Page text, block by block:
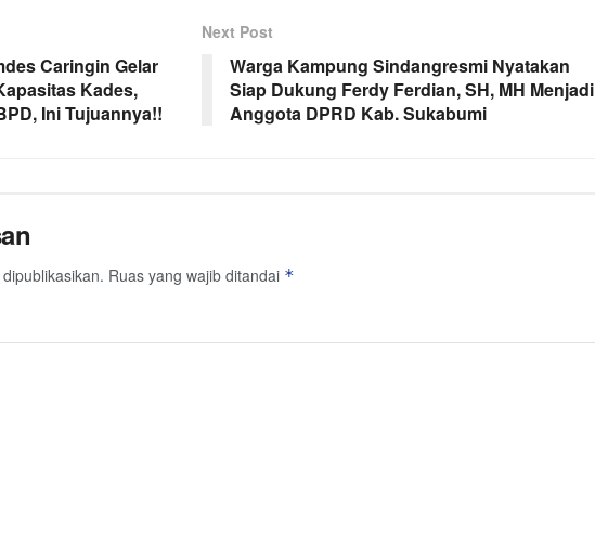
Caringin Gelar
Kades,
Ini Tujuannya!!
Next Post
Warga Kampung Sindangresmi Nyatakan
Siap Dukung Ferdy Ferdian, SH, MH Menjadi
Anggota DPRD Kab. Sukabumi
Ruas yang wajib ditandai *